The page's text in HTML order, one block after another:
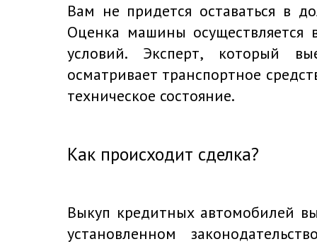
Вам не придется оставаться в
Оценка машины осуществляется
условий. Эксперт, который
осматривает транспортное
техническое состояние.
Как происходит сделка?
Выкуп кредитных автомобилей
установленном